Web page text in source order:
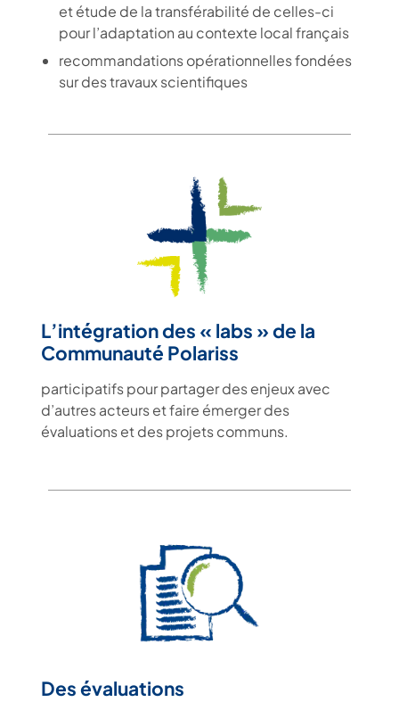
et étude de la transférabilité de celles-ci
pour l’adaptation au contexte local français
recommandations opérationnelles fondées
sur des travaux scientifiques
L’intégration des « labs » de la
Communauté Polariss
participatifs pour partager des enjeux avec
d’autres acteurs et faire émerger des
évaluations et des projets communs.
Des évaluations